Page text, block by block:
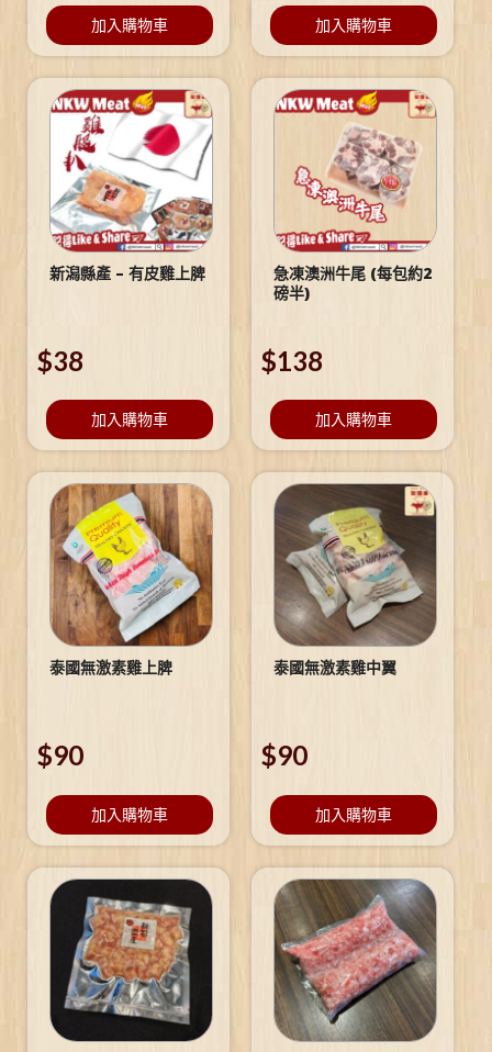
加入購物車 加入購物車
新潟縣產 – 有皮雞上脾
$38
加入購物車
急凍澳洲牛尾 (每包約2
磅半)
$138
加入購物車
泰國無激素雞上脾
$90
加入購物車
泰國無激素雞中翼
$90
加入購物車